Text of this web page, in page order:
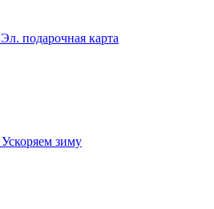
Эл. подарочная карта
Ускоряем зиму